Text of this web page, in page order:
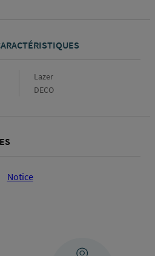
Marque
Lazer
Gamme
DECO
Notice